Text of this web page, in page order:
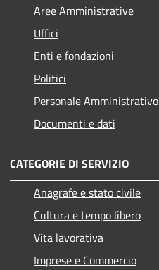
Aree Amministrative
Uffici
Enti e fondazioni
Politici
Personale Amministrativo
Documenti e dati
CATEGORIE DI SERVIZIO
Anagrafe e stato civile
Cultura e tempo libero
Vita lavorativa
Imprese e Commercio